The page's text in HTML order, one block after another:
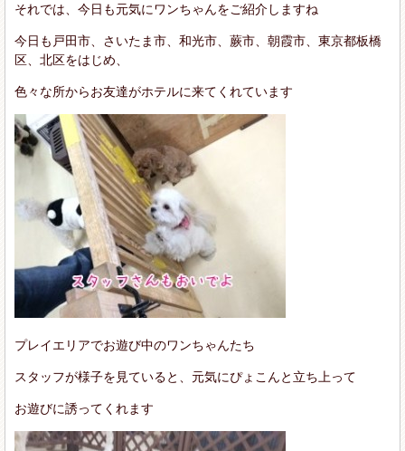
それでは、今日も元気にワンちゃんをご紹介しますね
今日も戸田市、さいたま市、和光市、蕨市、朝霞市、東京都板橋
区、北区をはじめ、
色々な所からお友達がホテルに来てくれています
プレイエリアでお遊び中のワンちゃんたち
スタッフが様子を見ていると、元気にぴょこんと立ち上って
お遊びに誘ってくれます